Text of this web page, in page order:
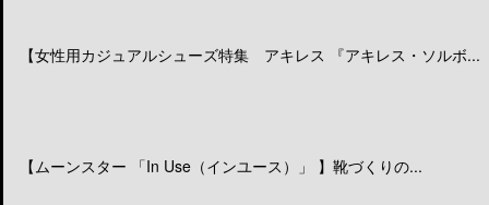
【女性用カジュアルシューズ特集 アキレス 『アキレス・ソルボ...
【ムーンスター 「In Use（インユース）」 】靴づくりの...